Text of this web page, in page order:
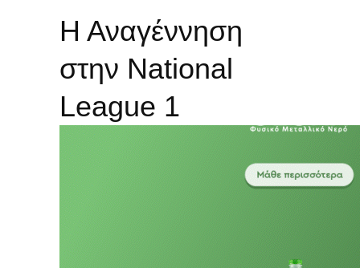
Η Αναγέννηση
στην National
League 1